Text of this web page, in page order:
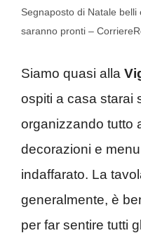
Segnaposto di Natale
saranno pronti –
Siamo quasi alla
ospiti a casa starai
organizzando tutto
decorazioni e
indaffarato. La
generalmente, è
per far sentire tutti